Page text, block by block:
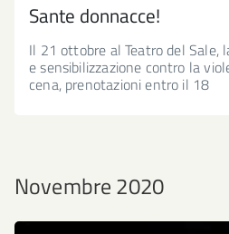
Sante donnacce!
Il 21 ottobre al Teatro del Sale,
e sensibilizzazione contro la
cena, prenotazioni entro il 18
Novembre 2020